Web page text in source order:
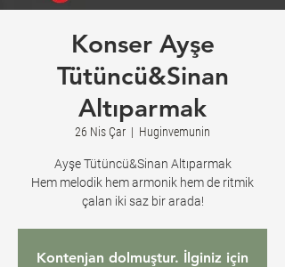
Konser Ayşe
Tütüncü&Sinan
Altıparmak
26 Nis Çar
  |
Huginvemunin
Ayşe Tütüncü&Sinan Altıparmak
Hem melodik hem armonik hem de ritmik
çalan iki saz bir arada!
Kontenjan dolmuştur. İlginiz için